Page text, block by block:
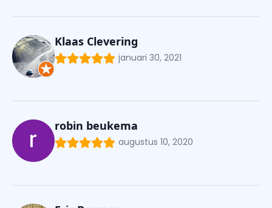
Klaas Clevering
januari 30, 2021
robin beukema
augustus 10, 2020